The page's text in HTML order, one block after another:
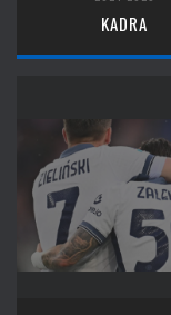
KADRA